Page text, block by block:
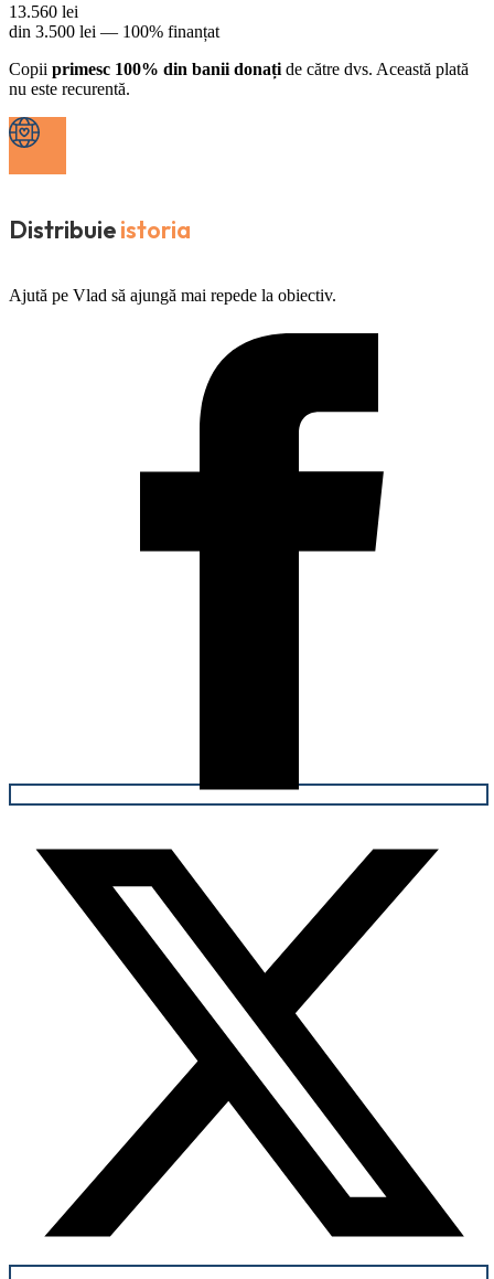
13.560 lei
din 3.500 lei — 100% finanțat
Copii primesc 100% din banii donați de către dvs. Această plată
nu este recurentă.
Distribuieistoria
Ajută pe Vlad să ajungă mai repede la obiectiv.